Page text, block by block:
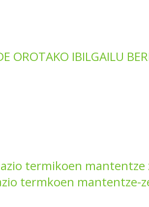
OROTAKO IBILGAILU
termikoen
termkoen mantentze-